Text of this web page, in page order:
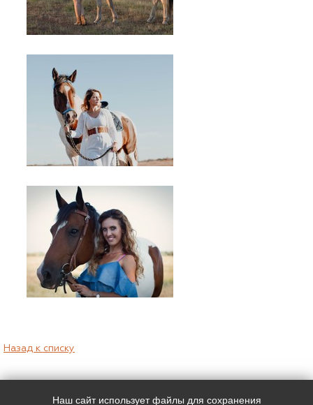
Назад к списку
Наш адрес: Контакты:
Наш сайт использует файлы для сохранения